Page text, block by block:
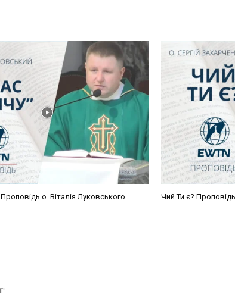
о. Віталія Луковського Чий Ти є?